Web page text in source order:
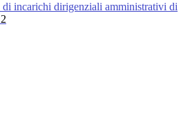
incarichi dirigenziali amministrativi di
2